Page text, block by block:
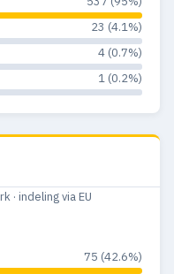
23 (4.1%)
4 (0.7%)
1 (0.2%)
· indeling via EU
75 (42.6%)